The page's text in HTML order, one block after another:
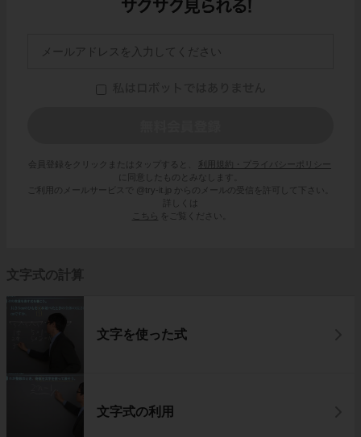
会員登録をクリックまたはタップすると、
利用規約・プライバシーポリシー
に同意したものとみなします。
ご利用のメールサービスで @try-it.jp からのメールの受信を許可して下さい。
詳しくは
こちら
をご覧ください。
文字式の計算
文字を使った式
文字式の利用